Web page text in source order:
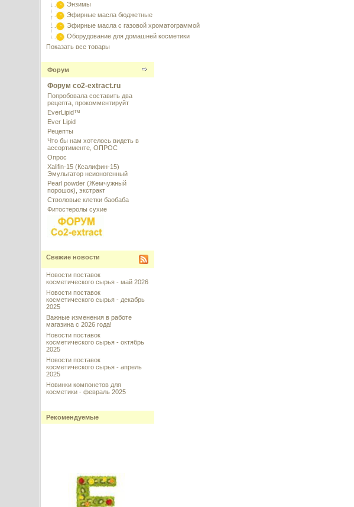
Энзимы
Эфирные масла бюджетные
Эфирные масла с газовой хроматограммой
Оборудование для домашней косметики
Показать все товары
Форум
Форум co2-extract.ru
Попробовала составить два
рецепта, прокомментируйт
EverLipid™
Ever Lipid
Рецепты
Что бы нам хотелось видеть в
ассортименте, ОПРОС
Опрос
Xalifin-15 (Ксалифин-15)
Эмульгатор неионогенный
Pearl powder (Жемчужный
порошок), экстракт
Стволовые клетки баобаба
Фитостеролы сухие
Свежие новости
Новости поставок
косметического сырья - май 2026
Новости поставок
косметического сырья - декабрь
2025
Важные изменения в работе
магазина с 2026 года!
Новости поставок
косметического сырья - октябрь
2025
Новости поставок
косметического сырья - апрель
2025
Новинки компонетов для
косметики - февраль 2025
Рекомендуемые